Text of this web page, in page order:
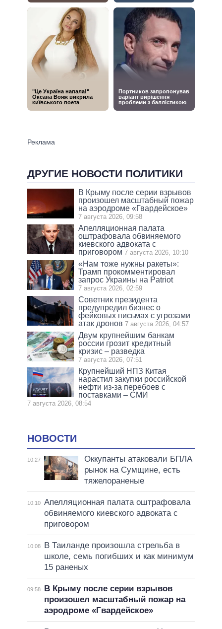
ДРУГИЕ НОВОСТИ ПОЛИТИКИ
В Крыму после серии взрывов
произошел масштабный пожар
на аэродроме «Гвардейское»
7 августа 2026, 09:58
Апелляционная палата
оштрафовала обвиняемого
киевского адвоката с
приговором 7 августа 2026, 10:10
«Нам тоже нужны ракеты»:
Трамп прокомментировал
запрос Украины на Patriot
7 августа 2026, 02:59
Советник президента
предупредил бизнес о
фейковых письмах с угрозами
атак дронов 7 августа 2026, 04:57
Двум крупнейшим банкам
россии грозит кредитный
кризис – разведка
7 августа 2026, 07:51
Крупнейший НПЗ Китая
нарастил закупки российской
нефти из-за перебоев с
поставками – СМИ
7 августа 2026, 08:54
НОВОСТИ
10:27
Оккупанты атаковали БПЛА
рынок на Сумщине, есть
тяжелораненые
10:10 Апелляционная палата оштрафовала
обвиняемого киевского адвоката с
приговором
10:08
В Таиланде произошла стрельба в
школе, семь погибших и как минимум
15 раненых
09:58
В Крыму после серии взрывов
произошел масштабный пожар на
аэродроме «Гвардейское»